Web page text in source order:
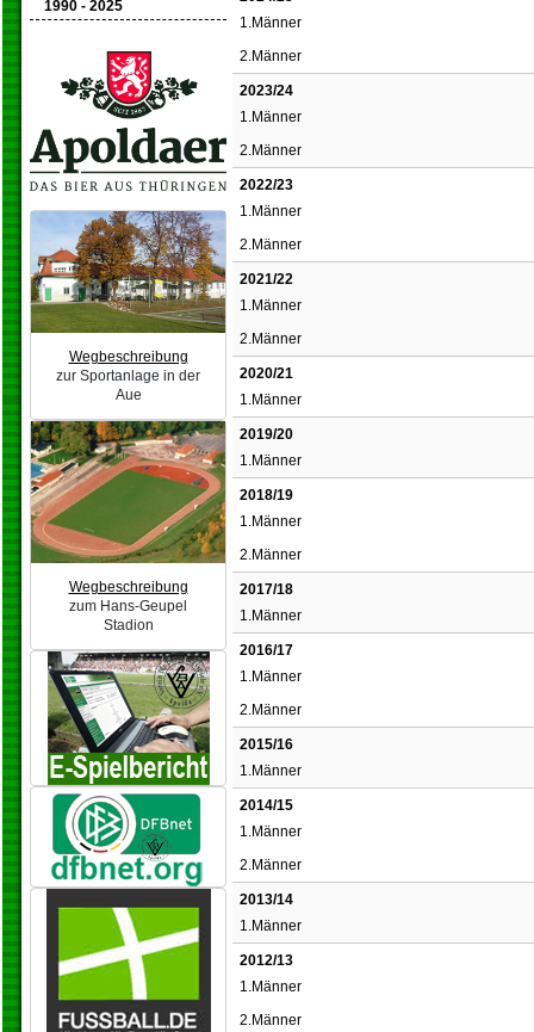
1990 - 2025
Wegbeschreibung
zur Sportanlage in der
Aue
Wegbeschreibung
zum Hans-Geupel
Stadion
1.Männer
2.Männer
2023/24
1.Männer
2.Männer
2022/23
1.Männer
2.Männer
2021/22
1.Männer
2.Männer
2020/21
1.Männer
2019/20
1.Männer
2018/19
1.Männer
2.Männer
2017/18
1.Männer
2016/17
1.Männer
2.Männer
2015/16
1.Männer
2014/15
1.Männer
2.Männer
2013/14
1.Männer
2012/13
1.Männer
2.Männer